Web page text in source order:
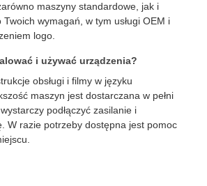
maszyny standardowe, jak i
wymagań, w tym usługi OEM i
logo.
i używać urządzenia?
obsługi i filmy w języku
maszyn jest dostarczana w pełni
podłączyć zasilanie i
W razie potrzeby dostępna jest pomoc